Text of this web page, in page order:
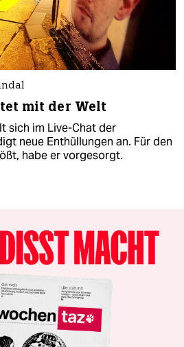
mit der Welt
sich im Live-Chat der
neue Enthüllungen an. Für den
habe er vorgesorgt.